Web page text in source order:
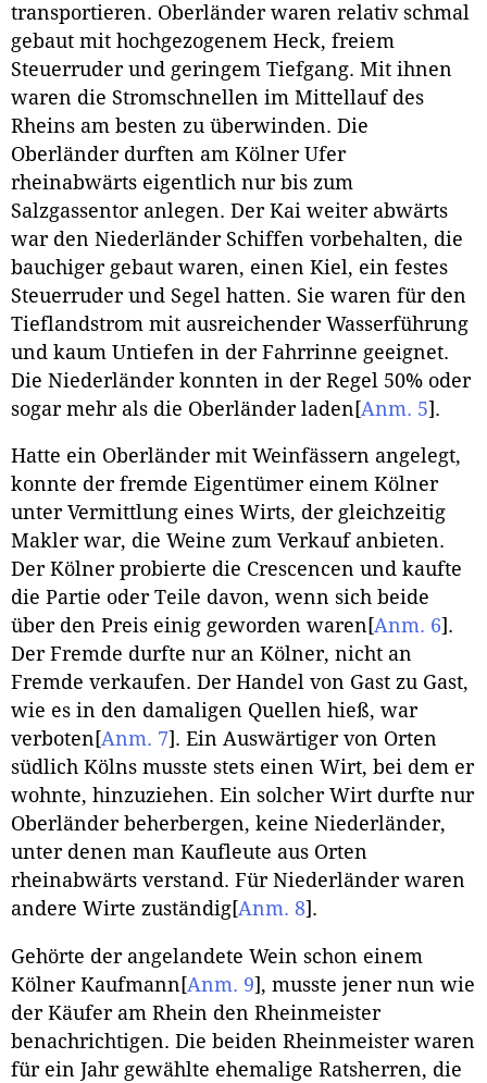
transportieren. Oberländer waren relativ schmal
gebaut mit hochgezogenem Heck, freiem
Steuerruder und geringem Tiefgang. Mit ihnen
waren die Stromschnellen im Mittellauf des
Rheins am besten zu überwinden. Die
Oberländer durften am Kölner Ufer
rheinabwärts eigentlich nur bis zum
Salzgassentor anlegen. Der Kai weiter abwärts
war den Niederländer Schiffen vorbehalten, die
bauchiger gebaut waren, einen Kiel, ein festes
Steuerruder und Segel hatten. Sie waren für den
Tieflandstrom mit ausreichender Wasserführung
und kaum Untiefen in der Fahrrinne geeignet.
Die Niederländer konnten in der Regel 50% oder
sogar mehr als die Oberländer laden [Anm. 5] .
Hatte ein Oberländer mit Weinfässern angelegt,
konnte der fremde Eigentümer einem Kölner
unter Vermittlung eines Wirts, der gleichzeitig
Makler war, die Weine zum Verkauf anbieten.
Der Kölner probierte die Crescencen und kaufte
die Partie oder Teile davon, wenn sich beide
über den Preis einig geworden waren [Anm. 6] .
Der Fremde durfte nur an Kölner, nicht an
Fremde verkaufen. Der Handel von Gast zu Gast,
wie es in den damaligen Quellen hieß, war
verboten [Anm. 7] . Ein Auswärtiger von Orten
südlich Kölns musste stets einen Wirt, bei dem er
wohnte, hinzuziehen. Ein solcher Wirt durfte nur
Oberländer beherbergen, keine Niederländer,
unter denen man Kaufleute aus Orten
rheinabwärts verstand. Für Niederländer waren
andere Wirte zuständig[Anm. 8] .
Gehörte der angelandete Wein schon einem
Kölner Kaufmann [Anm. 9] , musste jener nun wie
der Käufer am Rhein den Rheinmeister
benachrichtigen. Die beiden Rheinmeister waren
für ein Jahr gewählte ehemalige Ratsherren, die